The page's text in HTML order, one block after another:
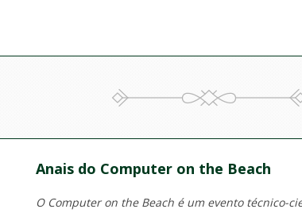
Anais do Computer on the Beach
O Computer on the Beach é um evento técnico-